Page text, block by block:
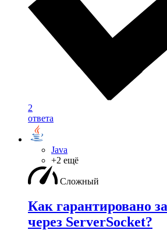
2
ответа
Java
+2 ещё
Сложный
Как гарантировано
через ServerSocket?